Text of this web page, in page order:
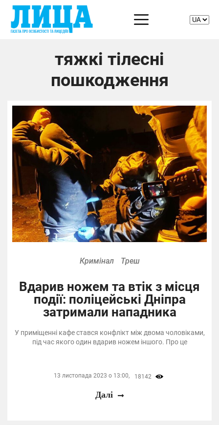
тяжкі тілесні
пошкодження
Кримінал Треш
Вдарив ножем та втік з місця
події: поліцейські Дніпра
затримали нападника
У приміщенні кафе стався конфлікт між двома чоловіками,
під час якого один вдарив ножем іншого. Про це
13 листопада 2023 о 13:00, 18142
Далі